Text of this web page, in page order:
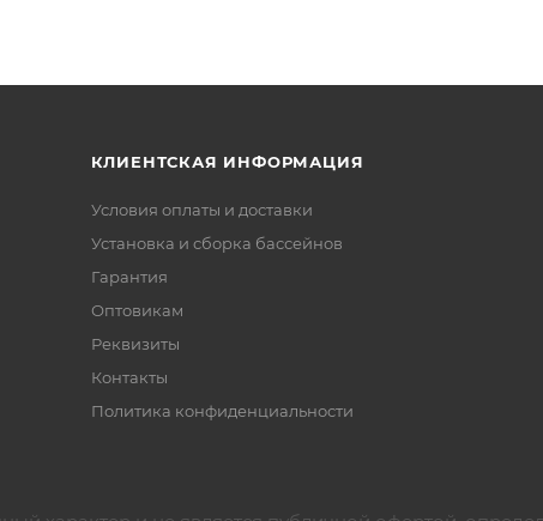
КЛИЕНТСКАЯ ИНФОРМАЦИЯ
Условия оплаты и доставки
Установка и сборка бассейнов
Гарантия
Оптовикам
Реквизиты
Контакты
Политика конфиденциальности